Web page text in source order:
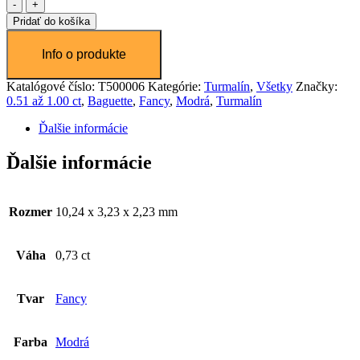
Beginning of dialog window. Escape will cancel and close the
Text
Background
Transparency
Window
Color
Transparency
Turmalín
0,73ct
Pridať do košíka
Katalógové číslo: T500006 Kategórie: Turmalín, Všetky Značky:
0.51 až 1.00 ct, Baguette, Fancy, Modrá, Turmalín
Ďalšie informácie
Ďalšie informácie
Rozmer 10,24 x 3,23 x 2,23 mm
Váha 0,73 ct
Tvar Fancy
Farba Modrá